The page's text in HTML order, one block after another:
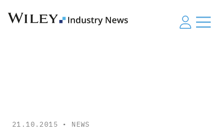
21.10.2015 • NEWS